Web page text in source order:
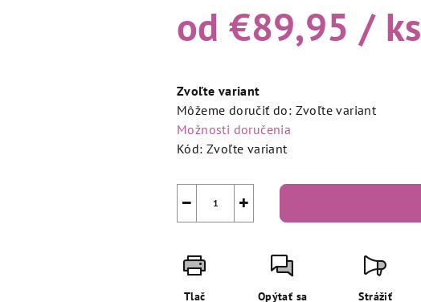
od€89,95 / ks
cena:
Zvoľte variant
Môžeme doručiť do: Zvoľte variant
Možnosti doručenia
Kód: Zvoľte variant
+
−
Tlač Opýtať sa Strážiť